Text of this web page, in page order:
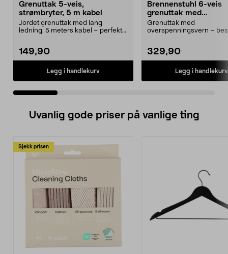
Grenuttak 5-veis,
strømbryter, 5 m kabel
Jordet grenuttak med lang
ledning. 5 meters kabel – perfekt
149,90
Legg i handlekurv
Brennenstuhl 6-veis
grenuttak med
overspenningsvern, 5
Grenuttak med
overspenningsvern –
329,90
Legg i handlekurv
Uvanlig gode priser på vanlige ting
Sjekk prisen